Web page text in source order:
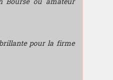
pour la firme